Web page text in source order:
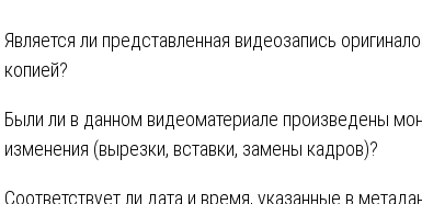
Является ли представленная видеозапись
копией?
Были ли в данном видеоматериале произведены
изменения (вырезки, вставки, замены кадров)?
Соответствует ли дата и время, указанные в